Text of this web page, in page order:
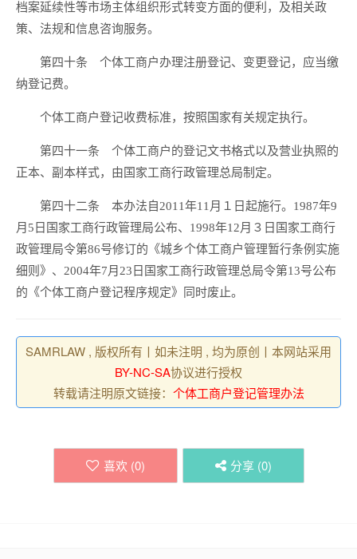
档案延续性等市场主体组织形式转变方面的便利，及相关政
策、法规和信息咨询服务。
第四十条 个体工商户办理注册登记、变更登记，应当缴
纳登记费。
个体工商户登记收费标准，按照国家有关规定执行。
第四十一条 个体工商户的登记文书格式以及营业执照的
正本、副本样式，由国家工商行政管理总局制定。
第四十二条 本办法自2011年11月１日起施行。1987年9
月5日国家工商行政管理局公布、1998年12月３日国家工商行
政管理局令第86号修订的《城乡个体工商户管理暂行条例实施
细则》、2004年7月23日国家工商行政管理总局令第13号公布
的《个体工商户登记程序规定》同时废止。
SAMRLAW , 版权所有丨如未注明 , 均为原创丨本网站采用
BY-NC-SA协议进行授权
转载请注明原文链接： 个体工商户登记管理办法
喜欢 (0) 分享 (0)